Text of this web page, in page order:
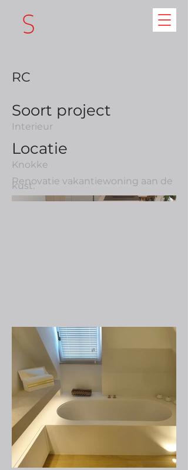
RC
Soort project
Interieur
Locatie
Knokke
Renovatie vakantiewoning aan de
kust.